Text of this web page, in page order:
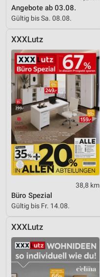
Angebote ab 03.08.
Gültig bis Sa. 08.08.
XXXLutz
38,8 km
Büro Spezial
Gültig bis Fr. 14.08.
XXXLutz